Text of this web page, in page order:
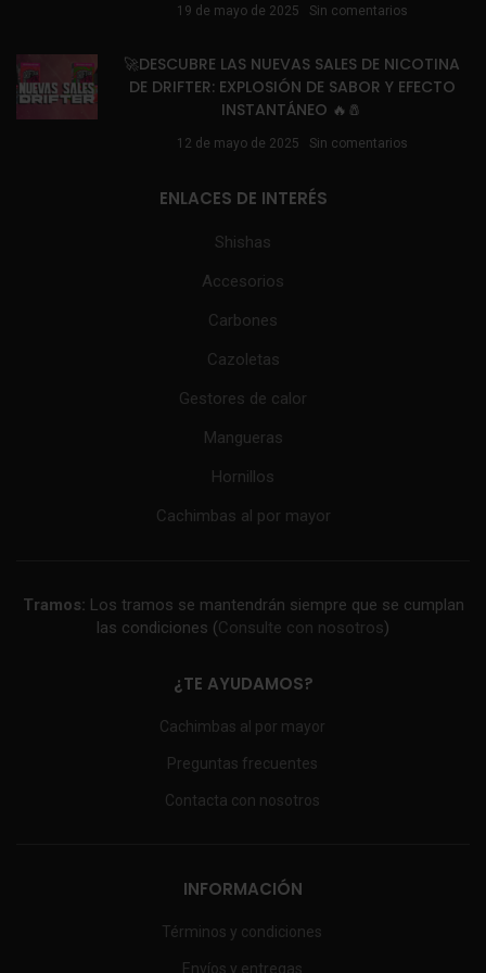
19 de mayo de 2025 Sin comentarios
🚀DESCUBRE LAS NUEVAS SALES DE NICOTINA
DE DRIFTER: EXPLOSIÓN DE SABOR Y EFECTO
INSTANTÁNEO 🔥🧂
12 de mayo de 2025 Sin comentarios
ENLACES DE INTERÉS
Shishas
Accesorios
Carbones
Cazoletas
Gestores de calor
Mangueras
Hornillos
Cachimbas al por mayor
Tramos: Los tramos se mantendrán siempre que se cumplan
las condiciones (Consulte con nosotros)
¿TE AYUDAMOS?
Cachimbas al por mayor
Preguntas frecuentes
Contacta con nosotros
INFORMACIÓN
Términos y condiciones
Envíos y entregas